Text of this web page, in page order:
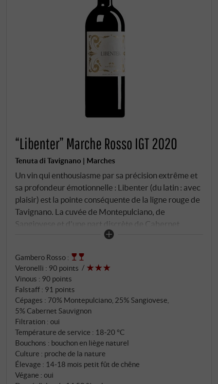
“Libenter” Marche Rosso IGT 2020
Tenuta di Tavignano | Marches
Un vin qui enthousiasme par sa précision extrême et
sa profondeur émotionnelle : Libenter (du latin : avec
plaisir) est la pointe conséquente de la ligne rouge de
Tavignano. La cuvée de Montepulciano, de
Sangiovese et d'une part discrète de Cabernet
Sauvignon déploie, après 14–18 mois en petits fûts
de vigne contribue à l'intensité de la structure,
chaque cépage à l'harmonie de l'ensemble.
Gambero Rosso :
Veronelli : 90 points
Vinous : 90 points
Falstaff : 91 points
Cépages : 70% Montepulciano, 25% Sangiovese,
5% Cabernet Sauvignon
Filtration : oui
Température de service : 18‑20 °C
Bouchons : bouchon en liège naturel
Culture : proche de la nature
Élevage : 14‑18 mois petit fût de chêne
Végane : oui